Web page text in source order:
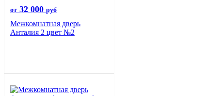
от 32 000 руб
Межкомнатная дверь
Анталия 2 цвет №2